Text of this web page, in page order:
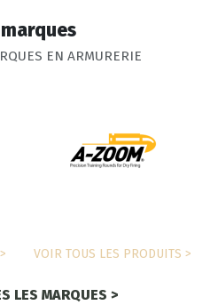
EN ARMURERIE
VOIR TOUS LES PRODUITS >
LES MARQUES >